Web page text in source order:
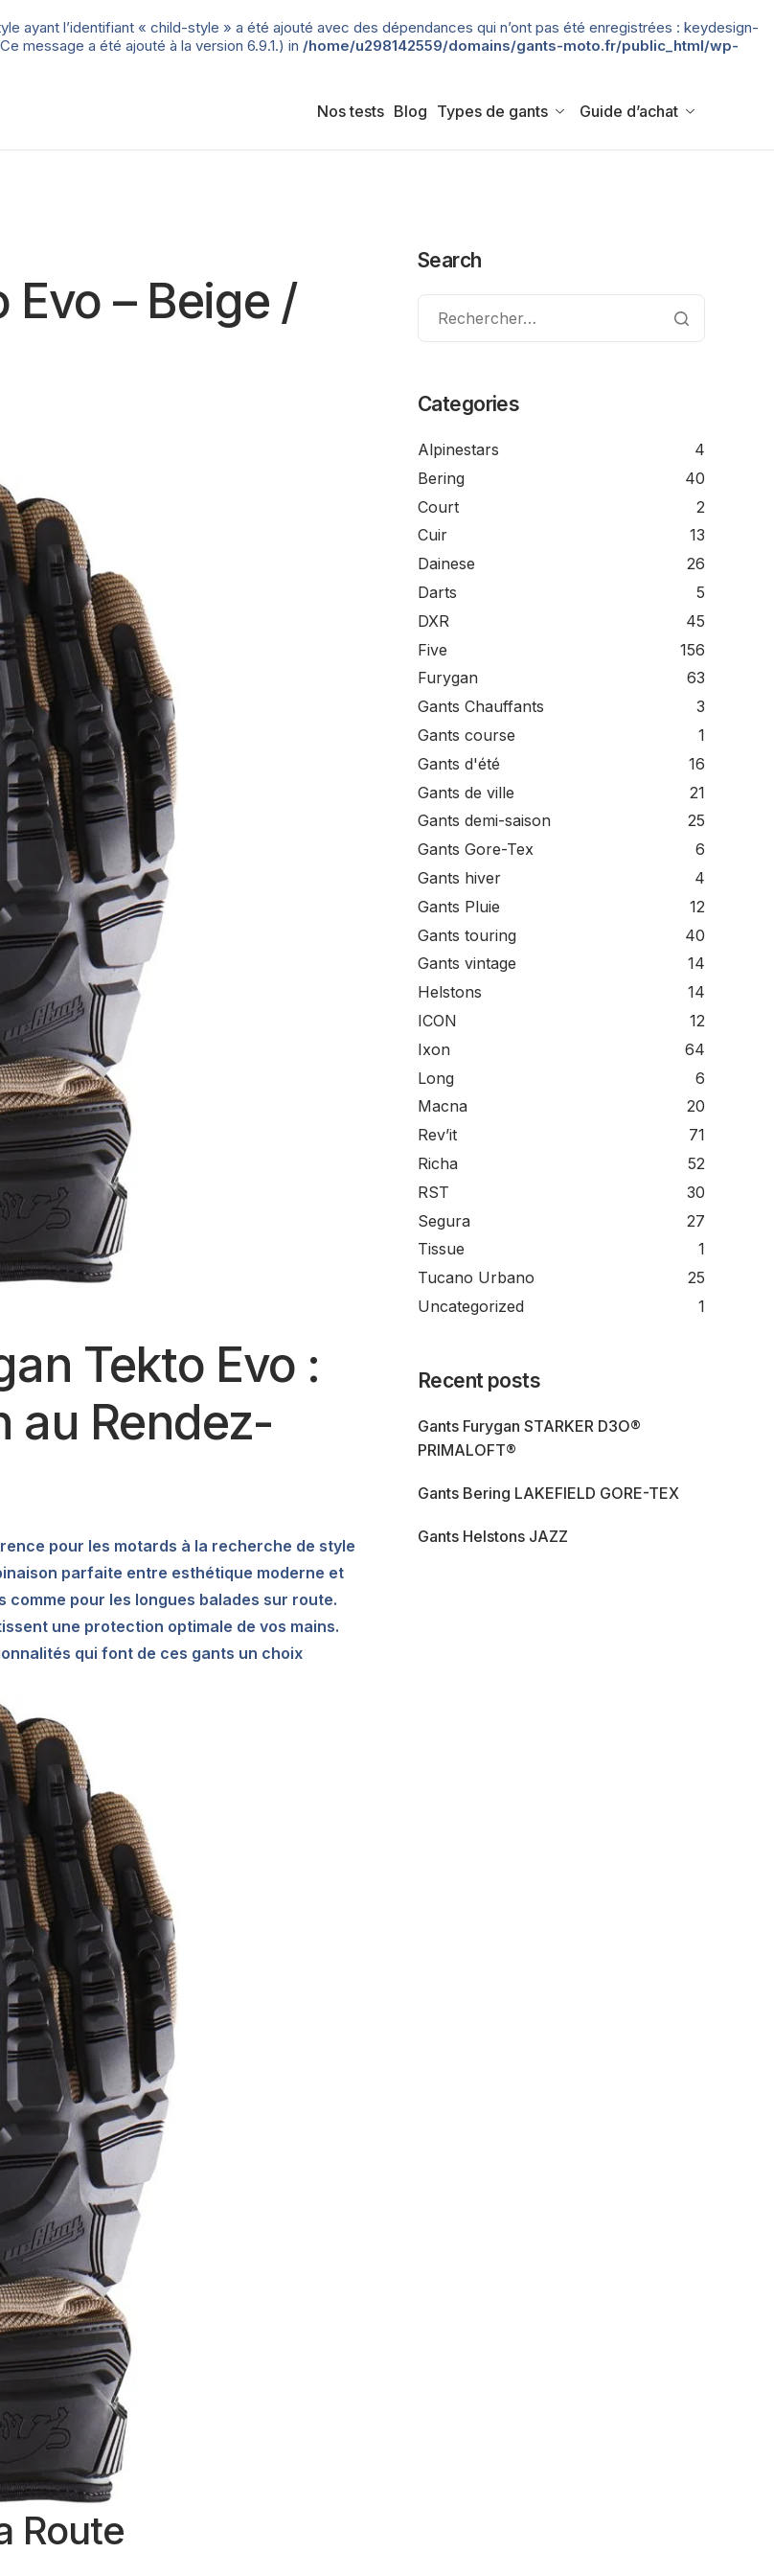
ayant l’identifiant « child-style » a été ajouté avec des dépendances qui n’ont pas été enregistrées : keydesign-
message a été ajouté à la version 6.9.1.) in /home/u298142559/domains/gants-moto.fr/public_html/wp-
Nos tests Blog Types de gants Guide d’achat
– Beige /
Tekto Evo :
au Rendez-
pour les motards à la recherche de style
parfaite entre esthétique moderne et
pour les longues balades sur route.
une protection optimale de vos mains.
qui font de ces gants un choix
Route
Search
Categories
Alpinestars
4
Bering
40
Court
2
Cuir
13
Dainese
26
Darts
5
DXR
45
Five
156
Furygan
63
Gants Chauffants
3
Gants course
1
Gants d'été
16
Gants de ville
21
Gants demi-saison
25
Gants Gore-Tex
6
Gants hiver
4
Gants Pluie
12
Gants touring
40
Gants vintage
14
Helstons
14
ICON
12
Ixon
64
Long
6
Macna
20
Rev’it
71
Richa
52
RST
30
Segura
27
Tissue
1
Tucano Urbano
25
Uncategorized
1
Recent posts
Gants Furygan STARKER D3O®
PRIMALOFT®
Gants Bering LAKEFIELD GORE-TEX
Gants Helstons JAZZ